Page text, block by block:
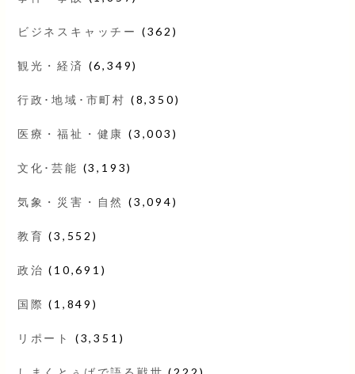
ビジネスキャッチー (362)
観光・経済 (6,349)
行政･地域･市町村 (8,350)
医療・福祉・健康 (3,003)
文化･芸能 (3,193)
気象・災害・自然 (3,094)
教育 (3,552)
政治 (10,691)
国際 (1,849)
リポート (3,351)